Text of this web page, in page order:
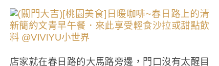
店家就在春日路的大馬路旁邊，門口沒有太醒目